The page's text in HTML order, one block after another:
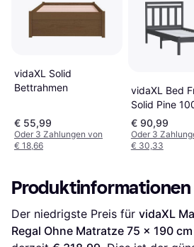
vidaXL Solid
Bettrahmen
€ 55,99
Oder 3 Zahlungen von
€ 18,66
vidaXL Bed
Solid Pine
Bettrahmen
€ 90,99
Oder 3
€ 30,33
Produktinformationen
Der niedrigste Preis für vidaXL
Regal Ohne Matratze 75 x 190